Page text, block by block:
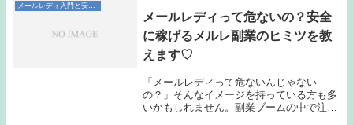
メールレディ入門と安全な始め方
メールレディって危ないの？安全
に稼げるメルレ副業のヒミツを教
えます♡
「メールレディって危ないんじゃない
の？」そんなイメージを持っている方も多
いかもしれません。副業ブームの中で注目